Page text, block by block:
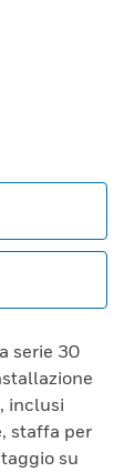
serie 30
inclusi
staffa per
su